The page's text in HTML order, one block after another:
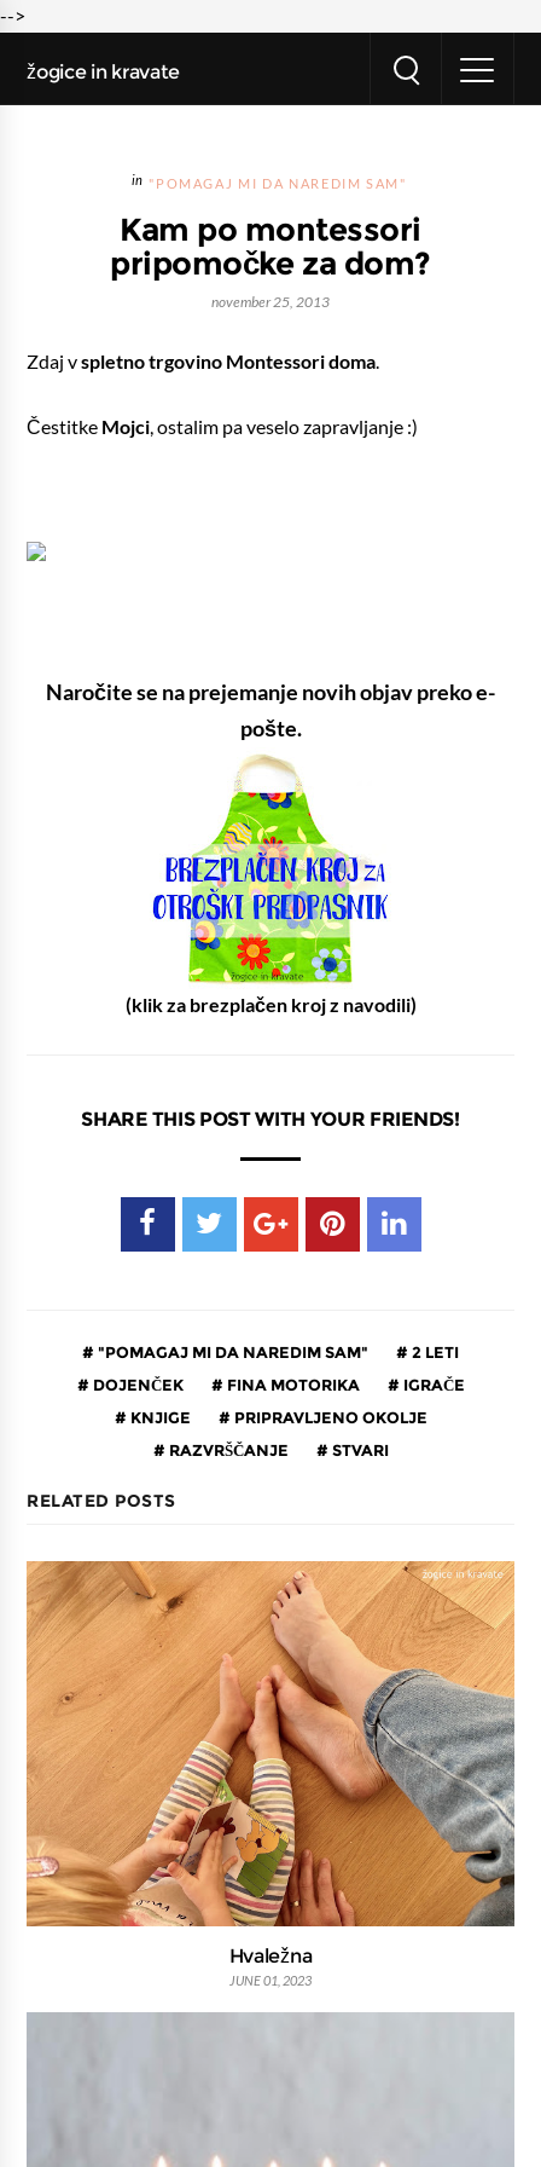
-->
žogice in kravate
"POMAGAJ MI DA NAREDIM SAM"
Kam po montessori
pripomočke za dom?
november 25, 2013
Zdaj vspletno trgovino Montessori doma
Čestitke Mojci , ostalim pa veselo zapravljanje :)
Naročite se na prejemanje novih objav preko e-
pošte.
(klik za brezplačen kroj z navodili)
SHARE THIS POST WITH YOUR FRIENDS!
"POMAGAJ MI DA NAREDIM SAM"
2 LETI
DOJENČEK
FINA MOTORIKA
IGRAČE
KNJIGE
PRIPRAVLJENO OKOLJE
RAZVRŠČANJE
STVARI
RELATED POSTS
Hvaležna
JUNE 01, 2023